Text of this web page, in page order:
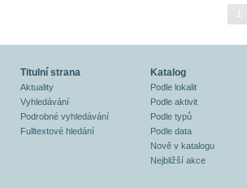
1
Titulní strana
Aktuality
Vyhledávání
Podrobné vyhledávání
Fulltextové hledání
Katalog
Podle lokalit
Podle aktivit
Podle typů
Podle data
Nově v katalogu
Nejbližší akce